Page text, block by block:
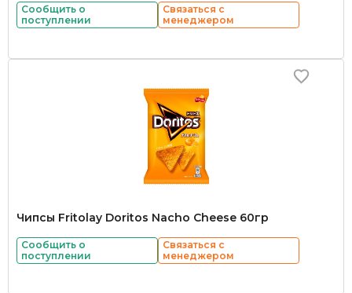
Сообщить о
поступлении
Связаться с
менеджером
Чипсы Fritolay Doritos Nacho Cheese 60гр
Сообщить о
поступлении
Связаться с
менеджером